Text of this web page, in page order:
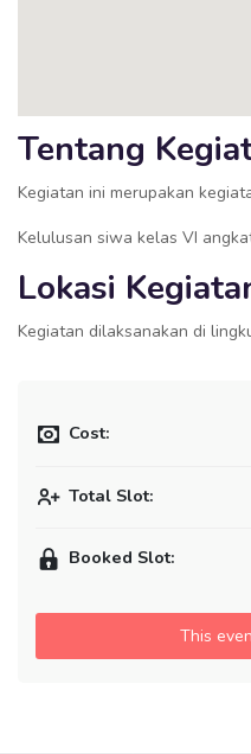
Tentang
Kegiatan ini merupakan
Kelulusan siwa kelas VI
Lokasi
Kegiatan dilaksanakan di
Cost:
Total Slot:
Booked Slot:
This